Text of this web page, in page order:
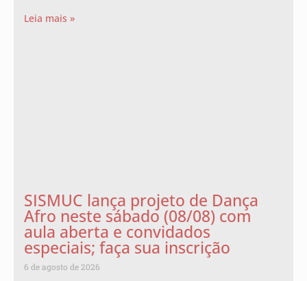
Leia mais »
SISMUC lança projeto de Dança
Afro neste sábado (08/08) com
aula aberta e convidados
especiais; faça sua inscrição
6 de agosto de 2026